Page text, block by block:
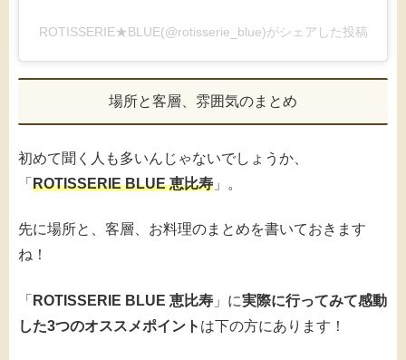
ROTISSERIE★BLUE(@rotisserie_blue)がシェアした投稿
場所と客層、雰囲気のまとめ
初めて聞く人も多いんじゃないでしょうか、
「 ROTISSERIE BLUE 恵比寿 」。
先に場所と、客層、お料理のまとめを書いておきます
ね！
「 ROTISSERIE BLUE 恵比寿 」に実際に行ってみて感動
した3つのオススメポイント は下の方にあります！